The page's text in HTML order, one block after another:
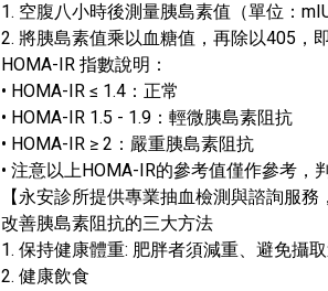
1. 空腹八小時後測量胰島素值（單位：
2. 將胰島素值乘以血糖值，再除以405，
HOMA-IR 指數說明：
• HOMA-IR ≤ 1.4：正常
• HOMA-IR 1.5 - 1.9：輕微胰島素阻抗
• HOMA-IR ≥ 2：嚴重胰島素阻抗
• 注意以上HOMA-IR的參考值僅作參考，
【永安診所提供專業抽血檢測與諮詢服
改善胰島素阻抗的三大方法
1. 保持健康體重: 肥胖者須減重、避免攝取
2. 健康飲食